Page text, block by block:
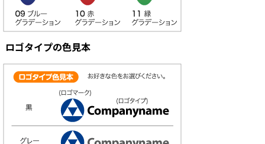
ロゴタイプの色見本